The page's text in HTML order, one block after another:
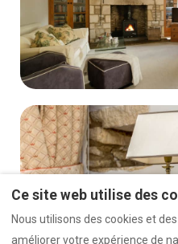
Ce site web utilise des
Nous utilisons des cookies et
améliorer votre expérience de